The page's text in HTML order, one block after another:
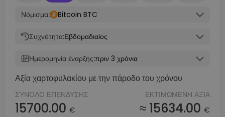
Νόμισμα:
Bitcoin BTC
Συχνότητα:Εβδομαδιαίος
Ημερομηνία έναρξης:πριν 3 χρόνια
Αξία χαρτοφυλακίου με την πάροδο του χρόνου
ΣΎΝΟΛΟ ΕΠΈΝΔΥΣΗΣ
15700.00 €
ΕΚΤΙΜΏΜΕΝΗ ΑΞΊΑ
≈ 15634.00 €